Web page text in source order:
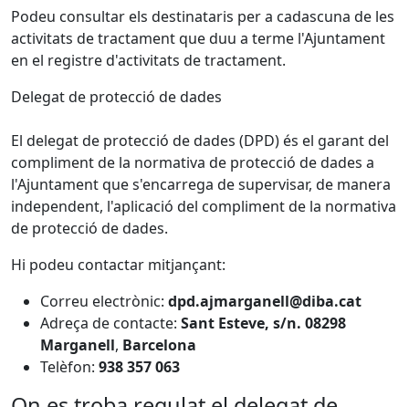
Podeu consultar els destinataris per a cadascuna de les
activitats de tractament que duu a terme l'Ajuntament
en el registre d'activitats de tractament.
Delegat de protecció de dades
El delegat de protecció de dades (DPD) és el garant del
compliment de la normativa de protecció de dades a
l'Ajuntament que s'encarrega de supervisar, de manera
independent, l'aplicació del compliment de la normativa
de protecció de dades.
Hi podeu contactar mitjançant:
Correu electrònic: dpd.ajmarganell@diba.cat
Adreça de contacte: Sant Esteve, s/n. 08298
Marganell, Barcelona
Telèfon: 938 357 063